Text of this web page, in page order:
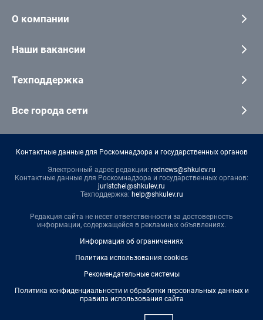
О компании
Наши вакансии
Техподдержка
Все города сети
Контактные данные для Роскомнадзора и государственных органов
Электронный адрес редакции: rednews@shkulev.ru
Контактные данные для Роскомнадзора и государственных органов:
juristchel@shkulev.ru
Техподдержка: help@shkulev.ru
Редакция сайта не несет ответственности за достоверность
информации, содержащейся в рекламных объявлениях.
Информация об ограничениях
Политика использования cookies
Рекомендательные системы
Политика конфиденциальности и обработки персональных данных и
правила использования сайта